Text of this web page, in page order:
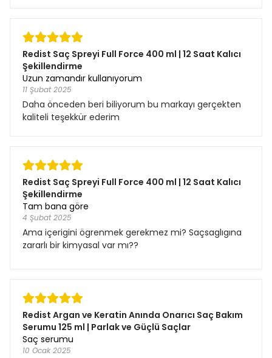
Redist Saç Spreyi Full Force 400 ml | 12 Saat Kalıcı
Şekillendirme
Uzun zamandır kullanıyorum
11 Şubat 2025
Daha önceden beri biliyorum bu markayı gerçekten
kaliteli teşekkür ederim
Redist Saç Spreyi Full Force 400 ml | 12 Saat Kalıcı
Şekillendirme
Tam bana göre
4 Şubat 2025
Ama içerigini ögrenmek gerekmez mi? Saçsaglıgına
zararlı bir kimyasal var mı??
Redist Argan ve Keratin Anında Onarıcı Saç Bakım
Serumu 125 ml | Parlak ve Güçlü Saçlar
Saç serumu
10 Ocak 2025